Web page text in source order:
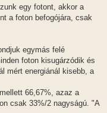
egy fotont, akkor a
a foton befogójára, csak
egymás felé
foton kisugárzódik és
mért energiánál kisebb, a
66,67%, azaz a
csak 33%/2 nagyságú. "A